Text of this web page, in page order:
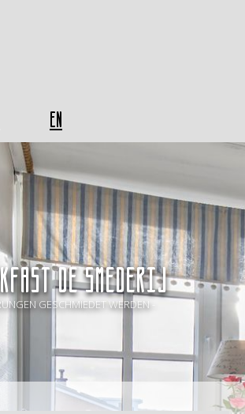
EN
De Smederij
GESCHMIEDET WERDEN -